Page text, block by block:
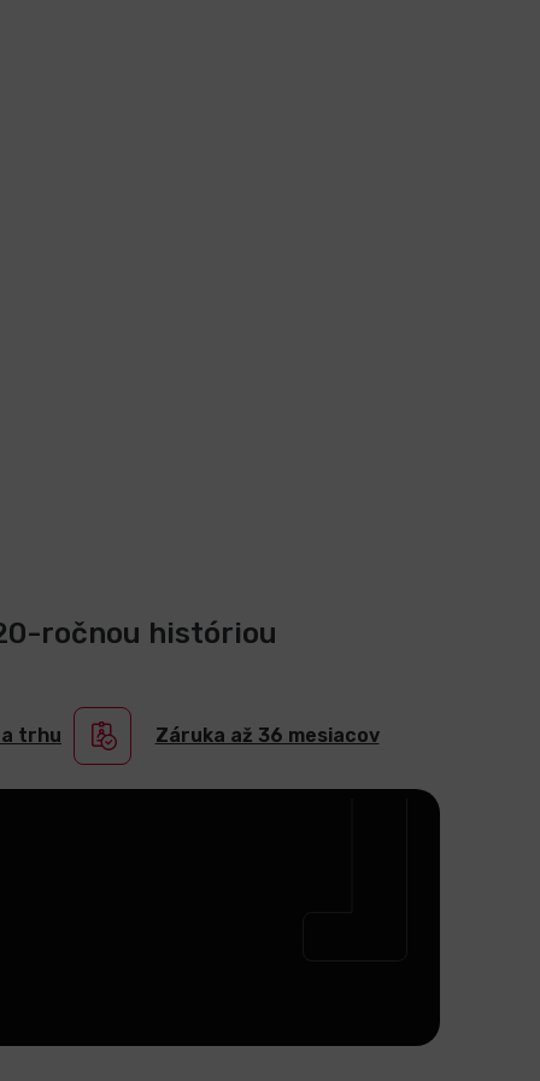
ročnou históriou
trhu Záruka až 36 mesiacov